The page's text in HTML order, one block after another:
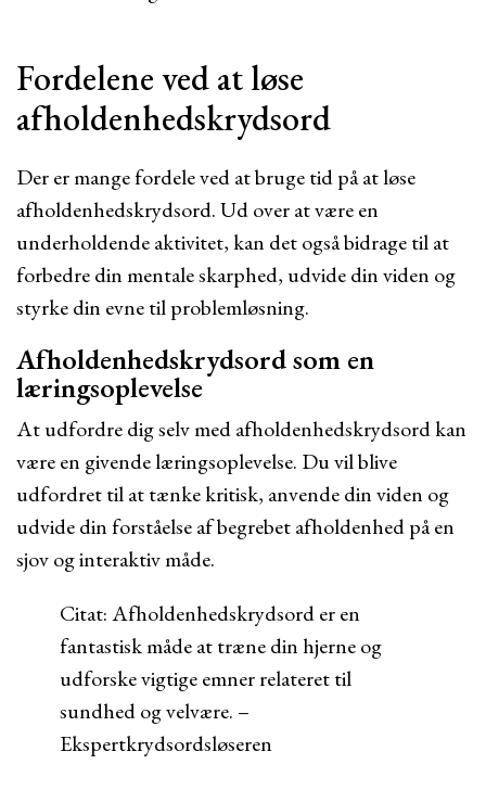
Fordelene ved at løse
afholdenhedskrydsord
Der er mange fordele ved at bruge tid på at løse
afholdenhedskrydsord. Ud over at være en
underholdende aktivitet, kan det også bidrage til at
forbedre din mentale skarphed, udvide din viden og
styrke din evne til problemløsning.
Afholdenhedskrydsord som en
læringsoplevelse
At udfordre dig selv med afholdenhedskrydsord kan
være en givende læringsoplevelse. Du vil blive
udfordret til at tænke kritisk, anvende din viden og
udvide din forståelse af begrebet afholdenhed på en
sjov og interaktiv måde.
Citat: Afholdenhedskrydsord er en
fantastisk måde at træne din hjerne og
udforske vigtige emner relateret til
sundhed og velvære. –
Ekspertkrydsordsløseren